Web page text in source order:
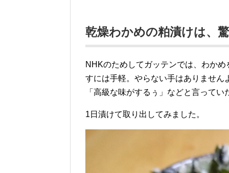
乾燥わかめの粕漬けは、
NHKのためしてガッテンでは、わか
すには手軽。やらない手はありません
「高級な味がするぅ」などと言って
1日漬けて取り出してみました。